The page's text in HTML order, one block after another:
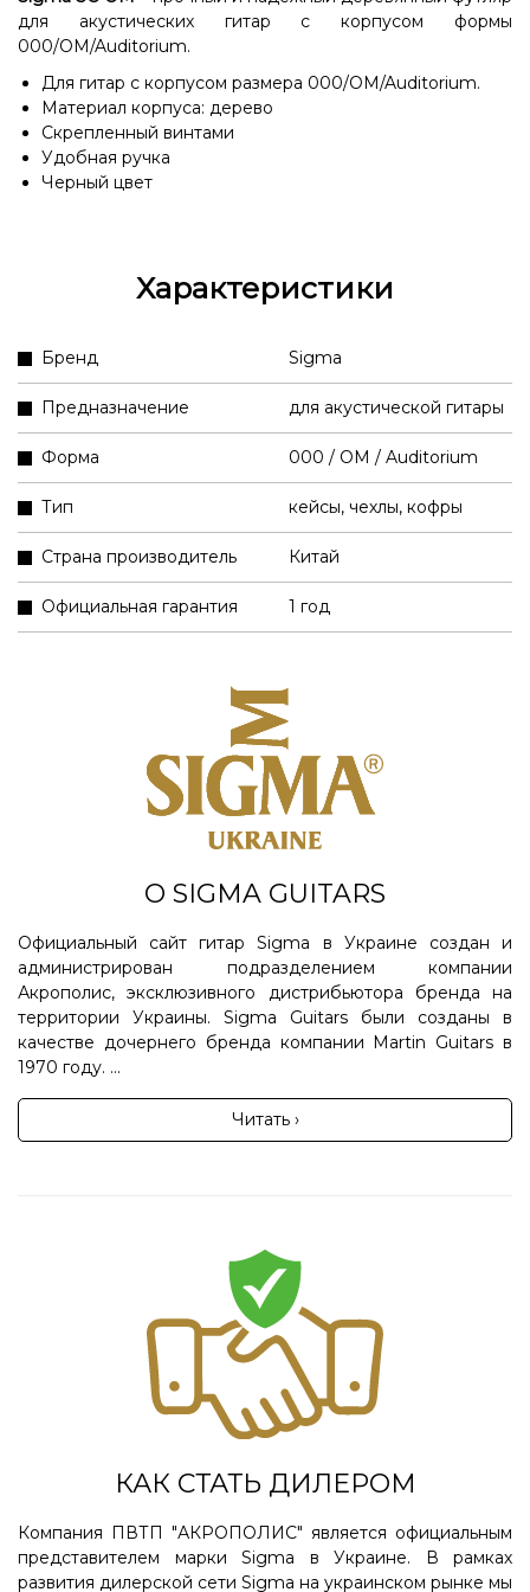
для акустических гитар с корпусом формы
000/OM/Auditorium.
Для гитар с корпусом размера 000/OM/Auditorium.
Материал корпуса: дерево
Скрепленный винтами
Удобная ручка
Черный цвет
Характеристики
Бренд Sigma
Предназначение для акустической гитары
Форма 000 / OM / Auditorium
Тип кейсы, чехлы, кофры
Страна производитель Китай
Официальная гарантия 1 год
О SIGMA GUITARS
Официальный сайт гитар Sigma в Украине создан и
администрирован подразделением компании
Акрополис, эксклюзивного дистрибьютора бренда на
территории Украины. Sigma Guitars были созданы в
качестве дочернего бренда компании Martin Guitars в
1970 году. ...
Читать ›
КАК СТАТЬ ДИЛЕРОМ
Компания ПВТП "АКРОПОЛИС" является официальным
представителем марки Sigma в Украине. В рамках
развития дилерской сети Sigma на украинском рынке мы